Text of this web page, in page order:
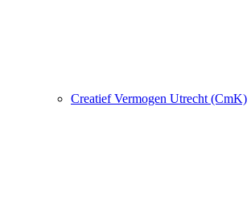
Creatief Vermogen Utrecht (CmK)